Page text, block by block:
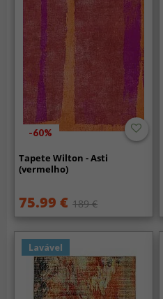
-60%
Tapete Wilton - Asti
(vermelho)
75.99 € 189 €
Lavável